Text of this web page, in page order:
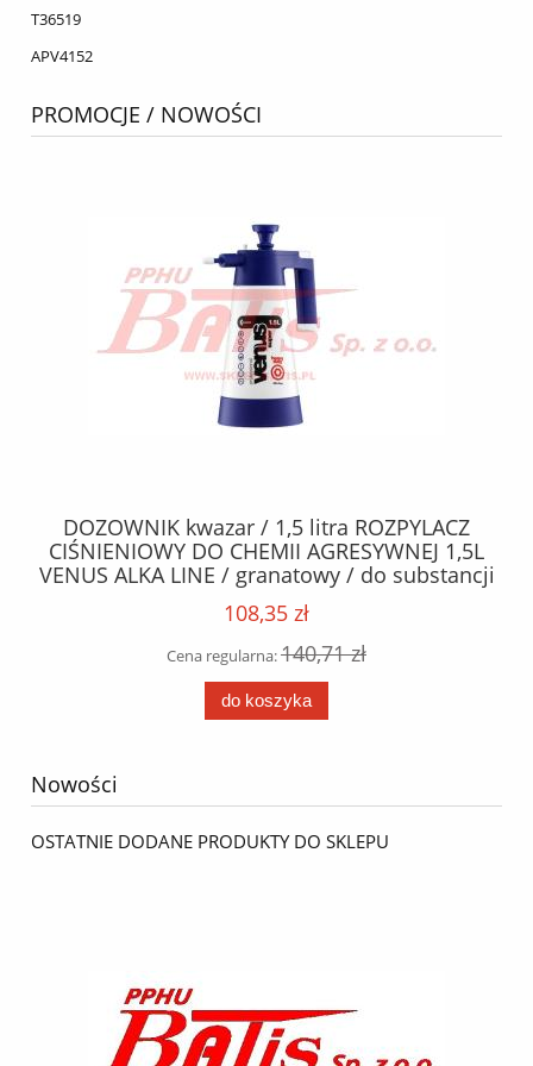
T36519
APV4152
PROMOCJE / NOWOŚCI
1,5L
KPL.KLOCKÓW saf oe HAMULCOWYCH
29194, 29269 / 3057008501 / 10.00 kg /
352,42 zł
Cena regularna:463,71 zł
do koszyka
Nowości
OSTATNIE DODANE PRODUKTY DO SKLEPU